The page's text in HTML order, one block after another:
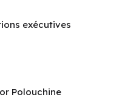
exécutives
Polouchine